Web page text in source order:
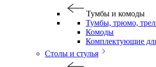
Тумбы и комоды
Тумбы, трюмо,
Комоды
Комплектующие
Столы и стулья